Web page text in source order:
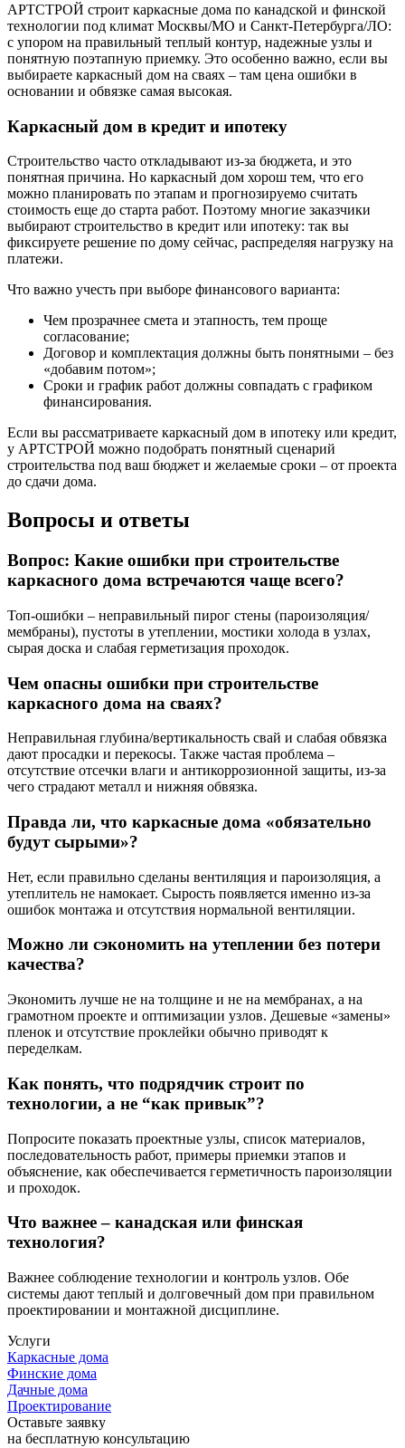
АРТСТРОЙ строит каркасные дома по канадской и финской
технологии под климат Москвы/МО и Санкт-Петербурга/ЛО:
с упором на правильный теплый контур, надежные узлы и
понятную поэтапную приемку. Это особенно важно, если вы
выбираете каркасный дом на сваях – там цена ошибки в
основании и обвязке самая высокая.
Каркасный дом в кредит и ипотеку
Строительство часто откладывают из-за бюджета, и это
понятная причина. Но каркасный дом хорош тем, что его
можно планировать по этапам и прогнозируемо считать
стоимость еще до старта работ. Поэтому многие заказчики
выбирают строительство в кредит или ипотеку: так вы
фиксируете решение по дому сейчас, распределяя нагрузку на
платежи.
Что важно учесть при выборе финансового варианта:
Чем прозрачнее смета и этапность, тем проще
согласование;
Договор и комплектация должны быть понятными – без
«добавим потом»;
Сроки и график работ должны совпадать с графиком
финансирования.
Если вы рассматриваете каркасный дом в ипотеку или кредит,
у АРТСТРОЙ можно подобрать понятный сценарий
строительства под ваш бюджет и желаемые сроки – от проекта
до сдачи дома.
Вопросы и ответы
Вопрос: Какие ошибки при строительстве
каркасного дома встречаются чаще всего?
Топ-ошибки – неправильный пирог стены (пароизоляция/
мембраны), пустоты в утеплении, мостики холода в узлах,
сырая доска и слабая герметизация проходок.
Чем опасны ошибки при строительстве
каркасного дома на сваях?
Неправильная глубина/вертикальность свай и слабая обвязка
дают просадки и перекосы. Также частая проблема –
отсутствие отсечки влаги и антикоррозионной защиты, из-за
чего страдают металл и нижняя обвязка.
Правда ли, что каркасные дома «обязательно
будут сырыми»?
Нет, если правильно сделаны вентиляция и пароизоляция, а
утеплитель не намокает. Сырость появляется именно из-за
ошибок монтажа и отсутствия нормальной вентиляции.
Можно ли сэкономить на утеплении без потери
качества?
Экономить лучше не на толщине и не на мембранах, а на
грамотном проекте и оптимизации узлов. Дешевые «замены»
пленок и отсутствие проклейки обычно приводят к
переделкам.
Как понять, что подрядчик строит по
технологии, а не “как привык”?
Попросите показать проектные узлы, список материалов,
последовательность работ, примеры приемки этапов и
объяснение, как обеспечивается герметичность пароизоляции
и проходок.
Что важнее – канадская или финская
технология?
Важнее соблюдение технологии и контроль узлов. Обе
системы дают теплый и долговечный дом при правильном
проектировании и монтажной дисциплине.
Услуги
Каркасные дома
Финские дома
Дачные дома
Проектирование
Оставьте заявку
на бесплатную консультацию